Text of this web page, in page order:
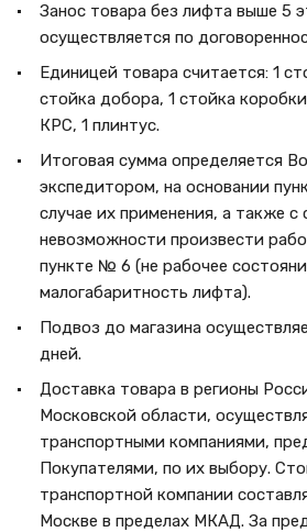
Занос товара без лифта выше 5
осуществляется по
Единицей товара считается: 1
стойка добора, 1 стойка
КРС, 1 плинтус.
Итоговая сумма определяется
экспедитором, на основании
случае их применения, а также с
невозможности произвести
пункте № 6 (не рабочее
малогабаритность лифта).
Подвоз до магазина
дней.
Доставка товара в регионы
Московской области,
транспортными компаниями,
Покупателями, по их выбору.
транспортной компании
Москве в пределах МКАД. За